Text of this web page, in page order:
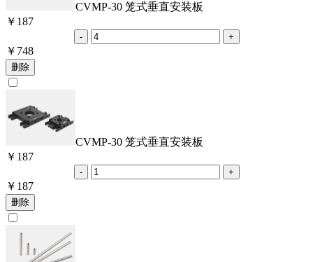
CVMP-30 笼式垂直安装板
￥ 187
￥ 748
CVMP-30 笼式垂直安装板
￥ 187
￥ 187